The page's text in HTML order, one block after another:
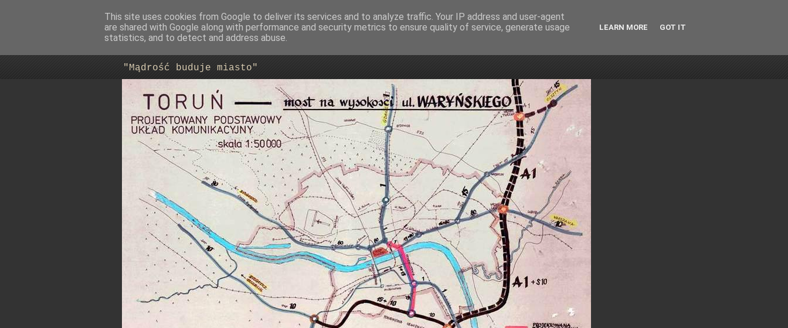
Trasa Nowomostowa
"Mądrość buduje miasto"
This site uses cookies from Google to deliver its services and to analyze traffic. Your IP address and user-agent
are shared with Google along with performance and security metrics to ensure quality of service, generate usage
statistics, and to detect and address abuse.
LEARN MORE GOT IT